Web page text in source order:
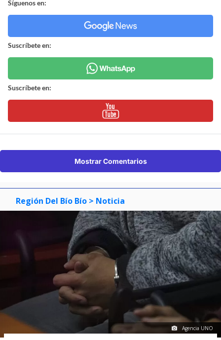
Síguenos en:
Suscríbete en:
Suscríbete en:
Mostrar Comentarios
Región Del Bío Bío > Noticia
Agencia UNO